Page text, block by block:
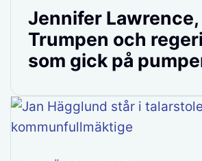
Jennifer Lawrence,
Trumpen och
som gick på